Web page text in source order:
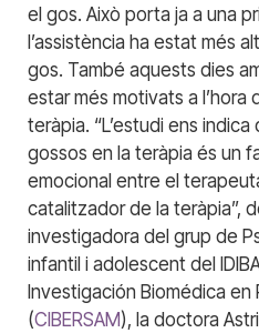
el gos. Això porta ja a una
l’assistència ha estat més
gos. També aquests dies
estar més motivats a l’hora
teràpia. “L’estudi ens
gossos en la teràpia és un
emocional entre el
catalitzador de la teràpia”,
investigadora del grup de
infantil i adolescent del
Investigación Biomédica en
(CIBERSAM), la doctora